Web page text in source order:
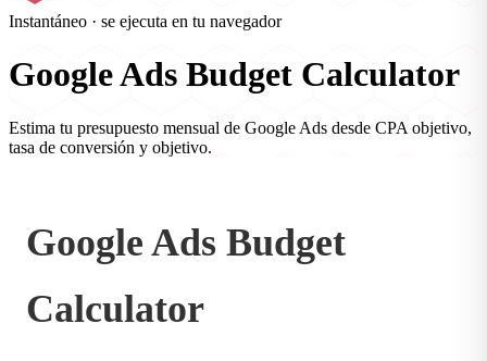
Instantáneo · se ejecuta en tu navegador
Google Ads Budget Calculator
Estima tu presupuesto mensual de Google Ads desde CPA objetivo,
tasa de conversión y objetivo.
Google Ads Budget
Calculator